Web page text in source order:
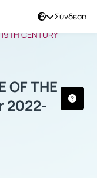
Σύνδεση
CENTURY
OF THE
2022-